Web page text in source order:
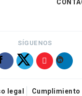
SÍGUENOS
legal